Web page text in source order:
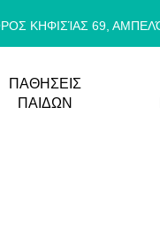
ΚΗΦΙΣΊΑΣ 69,
ΠΑΘΗΣΕΙΣ
ΠΑΙΔΩΝ